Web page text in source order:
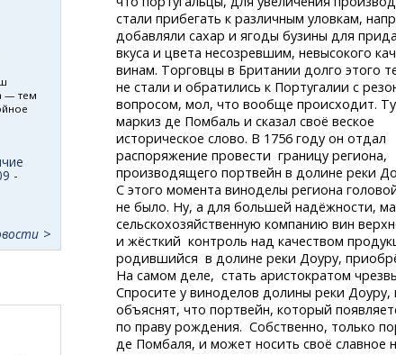
стали прибегать к различным уловкам,
добавляли сахар и ягоды бузины для
вкуса и цвета несозревшим, невысокого
винам. Торговцы в Британии долго этого
не стали и обратились к Португалии с
вопросом, мол, что вообще происходит.
маркиз де Помбаль и сказал своё веское
историческое слово. В 1756 году он отдал
распоряжение провести границу региона,
производящего портвейн в долине реки
С этого момента виноделы региона
не было. Ну, а для большей надёжности,
сельскохозяйственную компанию вин
и жёсткий контроль над качеством
родившийся в долине реки Доуру,
На самом деле, стать аристократом
Спросите у виноделов долины реки
объяснят, что портвейн, который
по праву рождения. Собственно, только
де Помбаля, и может носить своё славное
— тем
-